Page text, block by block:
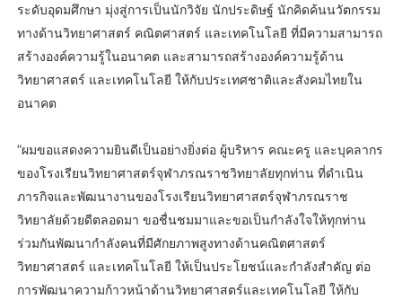
ระดับอุดมศึกษา มุ่งสู่การเป็นนักวิจัย นักประดิษฐ์ นักคิดค้นนวัตกรรม
ทางด้านวิทยาศาสตร์ คณิตศาสตร์ และเทคโนโลยี ที่มีความสามารถ
สร้างองค์ความรู้ในอนาคต และสามารถสร้างองค์ความรู้ด้าน
วิทยาศาสตร์ และเทคโนโลยี ให้กับประเทศชาติและสังคมไทยใน
อนาคต
“ผมขอแสดงความยินดีเป็นอย่างยิ่งต่อ ผู้บริหาร คณะครู และบุคลากร
ของโรงเรียนวิทยาศาสตร์จุฬาภรณราชวิทยาลัยทุกท่าน ที่ดำเนิน
ภารกิจและพัฒนางานของโรงเรียนวิทยาศาสตร์จุฬาภรณราช
วิทยาลัยด้วยดีตลอดมา ขอชื่นชมมาและขอเป็นกำลังใจให้ทุกท่าน
ร่วมกันพัฒนากำลังคนที่มีศักยภาพสูงทางด้านคณิตศาสตร์
วิทยาศาสตร์ และเทคโนโลยี ให้เป็นประโยชน์และกำลังสำคัญ ต่อ
การพัฒนาความก้าวหน้าด้านวิทยาศาสตร์และเทคโนโลยี ให้กับ